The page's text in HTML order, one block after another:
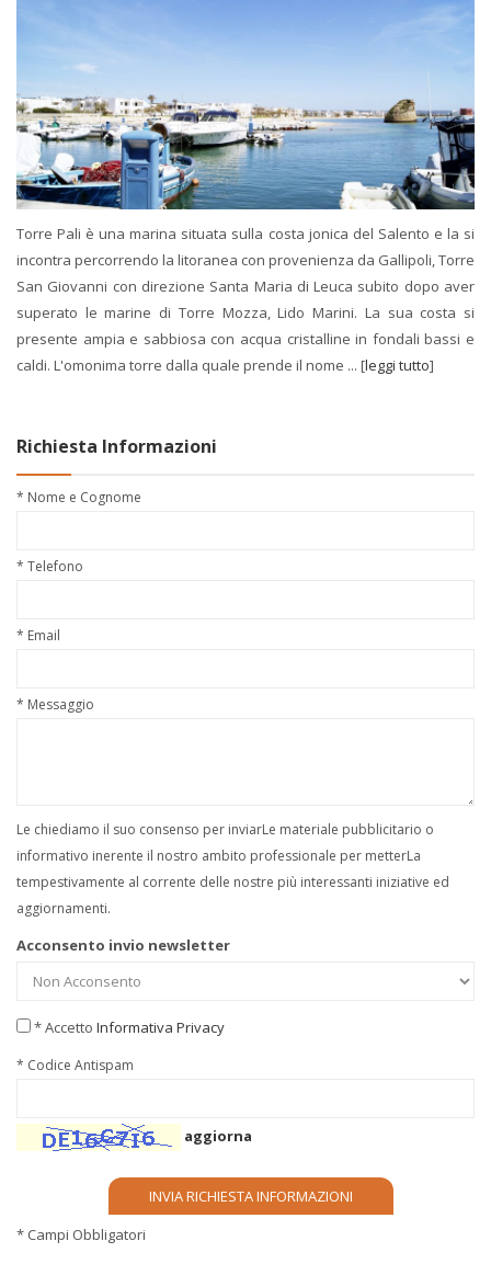
Torre Pali è una marina situata sulla costa jonica del Salento e la si
incontra percorrendo la litoranea con provenienza da Gallipoli, Torre
San Giovanni con direzione Santa Maria di Leuca subito dopo aver
superato le marine di Torre Mozza, Lido Marini. La sua costa si
presente ampia e sabbiosa con acqua cristalline in fondali bassi e
caldi. L'omonima torre dalla quale prende il nome ... [leggi tutto]
Richiesta Informazioni
* Nome e Cognome
* Telefono
* Email
* Messaggio
Le chiediamo il suo consenso per inviarLe materiale pubblicitario o
informativo inerente il nostro ambito professionale per metterLa
tempestivamente al corrente delle nostre più interessanti iniziative ed
aggiornamenti.
Acconsento invio newsletter
* Accetto Informativa Privacy
* Codice Antispam
aggiorna
* Campi Obbligatori